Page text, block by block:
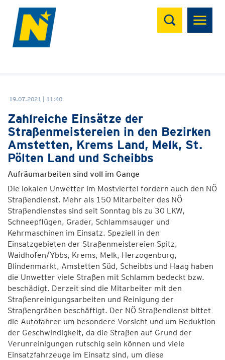
Suchen
19.07.2021 | 11:40
Zahlreiche Einsätze der
Straßenmeistereien in den Bezirken
Amstetten, Krems Land, Melk, St.
Pölten Land und Scheibbs
Aufräumarbeiten sind voll im Gange
Die lokalen Unwetter im Mostviertel fordern auch den NÖ
Straßendienst. Mehr als 150 Mitarbeiter des NÖ
Straßendienstes sind seit Sonntag bis zu 30 LKW,
Schneepflügen, Grader, Schlammsauger und
Kehrmaschinen im Einsatz. Speziell in den
Einsatzgebieten der Straßenmeistereien Spitz,
Waidhofen/Ybbs, Krems, Melk, Herzogenburg,
Blindenmarkt, Amstetten Süd, Scheibbs und Haag haben
die Unwetter viele Straßen mit Schlamm bedeckt bzw.
beschädigt. Derzeit sind die Mitarbeiter mit den
Straßenreinigungsarbeiten und Reinigung der
Straßengräben beschäftigt. Der NÖ Straßendienst bittet
die Autofahrer um besondere Vorsicht und um Reduktion
der Geschwindigkeit, da die Straßen auf Grund der
Verunreinigungen rutschig sein können und viele
Einsatzfahrzeuge im Einsatz sind, um diese